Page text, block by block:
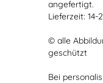
angefertigt.
Lieferzeit: 14-
© alle
geschützt
Bei